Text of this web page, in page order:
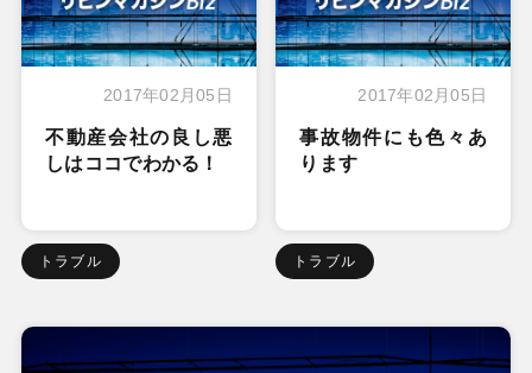
2017年02月05日
不動産会社の良し悪
しはココでわかる！
トラブル
2017年02月05日
事故物件にも色々あ
ります
トラブル